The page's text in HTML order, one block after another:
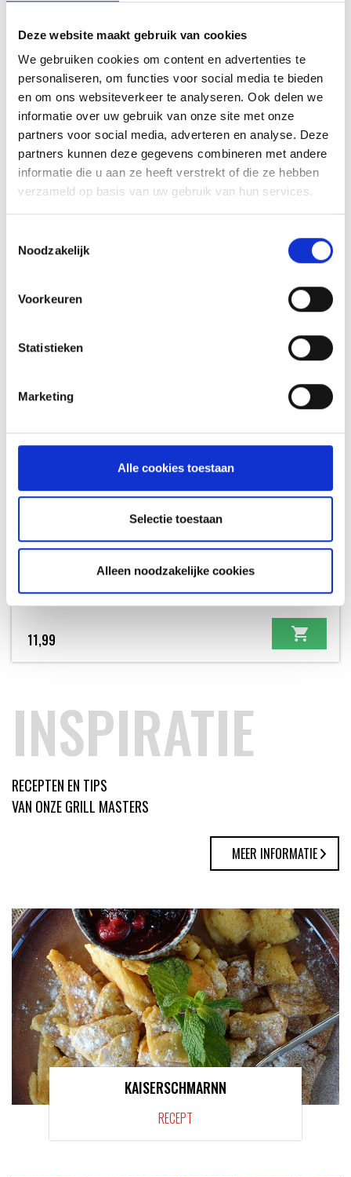
Deze website maakt gebruik van cookies
We gebruiken cookies om content en advertenties te
personaliseren, om functies voor social media te bieden
en om ons websiteverkeer te analyseren. Ook delen we
informatie over uw gebruik van onze site met onze
partners voor social media, adverteren en analyse. Deze
partners kunnen deze gegevens combineren met andere
informatie die u aan ze heeft verstrekt of die ze hebben
verzameld op basis van uw gebruik van hun services.
Noodzakelijk
Voorkeuren
Statistieken
Marketing
Alle cookies toestaan
Selectie toestaan
Alleen noodzakelijke cookies
WEBER SNIJPLANK
ALUMINIUM LEKBAKJES - 10 STUKS GROOT
LEKBAKJES
11,99
INSPIRATIE
RECEPTEN EN TIPS
VAN ONZE GRILL MASTERS
MEER INFORMATIE
KAISERSCHMARNN
RECEPT